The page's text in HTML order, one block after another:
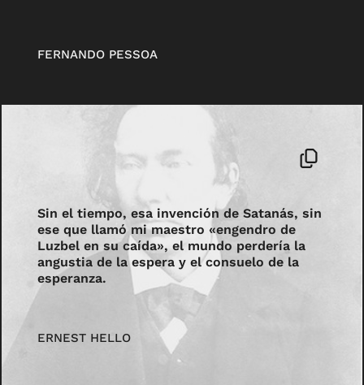
FERNANDO PESSOA
Sin el tiempo, esa invención de Satanás, sin
ese que llamó mi maestro «engendro de
Luzbel en su caída», el mundo perdería la
angustia de la espera y el consuelo de la
esperanza.
ERNEST HELLO